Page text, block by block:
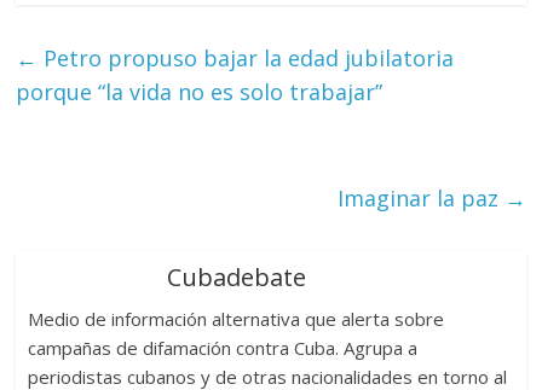
← Petro propuso bajar la edad jubilatoria
porque “la vida no es solo trabajar”
Imaginar la paz →
Cubadebate
Medio de información alternativa que alerta sobre
campañas de difamación contra Cuba. Agrupa a
periodistas cubanos y de otras nacionalidades en torno al